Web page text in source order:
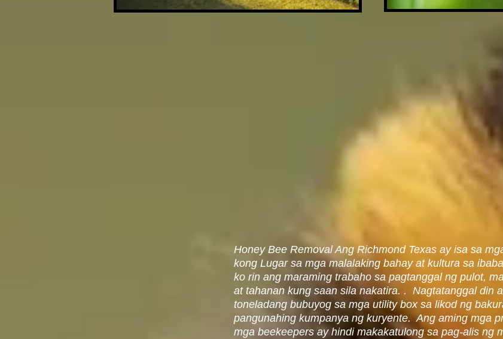
Honey Bee Removal Ang Richmond Texas ay isa sa
kong Lugar sa mga malalaking bahay at kultura sa
ko rin ang maraming trabaho sa pagtanggal ng pulot,
at tahanan kung saan sila nakatira. . Nagtatanggal din
toneladang bubuyog sa mga utility box sa likod ng
pangunahing kumpanya ng kuryente. Ang aming mga
mga beekeepers ay hindi makakatulong sa pag-alis ng